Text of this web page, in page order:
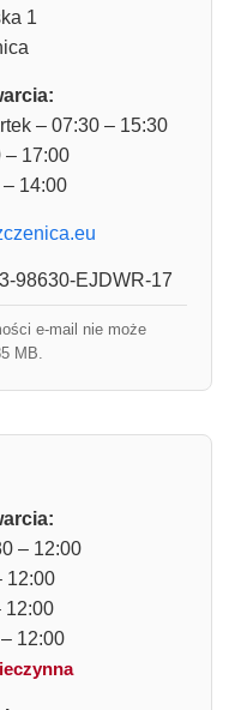
1
– 07:30 – 15:30
– 17:00
14:00
98630-EJDWR-17
e-mail nie może
MB.
– 12:00
12:00
12:00
12:00